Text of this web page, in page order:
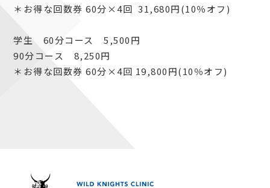
＊お得な回数券 60分×4回 31,680円(10％オフ)
学生 60分コース 5,500円
90分コース 8,250円
＊お得な回数券 60分×4回 19,800円(10％オフ)